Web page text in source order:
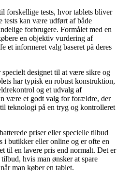
forskellige tests, hvor tablets bliver
tests kan være udført af både
forbrugere. Formålet med en
en objektiv vurdering af
et informeret valg baseret på deres
designet til at være sikre og
har typisk en robust konstruktion,
og et udvalg af
være et godt valg for forældre, der
teknologi på en tryg og kontrolleret
priser eller specielle tilbud
i butikker eller online og er ofte en
til en lavere pris end normalt. Det er
hvis man ønsker at spare
man køber en tablet.